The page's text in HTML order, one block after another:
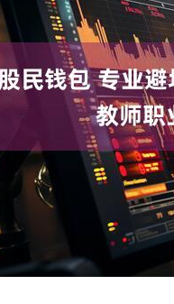
指 14110.12 -34.08